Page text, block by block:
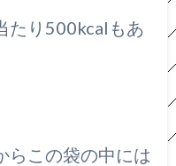
たり500kcalもあ
らこの袋の中には